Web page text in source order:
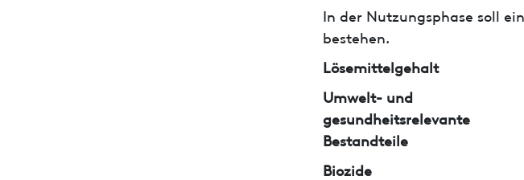
In der Nutzungsphase soll
bestehen.
Lösemittelgehalt
Umwelt- und
gesundheitsrelevante
Bestandteile
Biozide